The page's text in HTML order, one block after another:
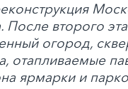
второго
огород,
отапливаемые
ярмарки и